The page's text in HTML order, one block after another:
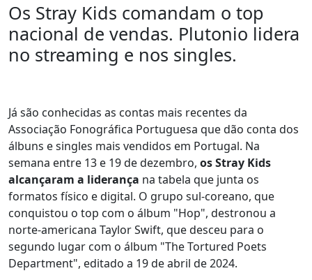
Os Stray Kids comandam o top
nacional de vendas. Plutonio lidera
no streaming e nos singles.
Já são conhecidas as contas mais recentes da
Associação Fonográfica Portuguesa que dão conta dos
álbuns e singles mais vendidos em Portugal. Na
semana entre 13 e 19 de dezembro, os Stray Kids
alcançaram a liderança na tabela que junta os
formatos físico e digital. O grupo sul-coreano, que
conquistou o top com o álbum "Hop", destronou a
norte-americana Taylor Swift, que desceu para o
segundo lugar com o álbum "The Tortured Poets
Department", editado a 19 de abril de 2024.